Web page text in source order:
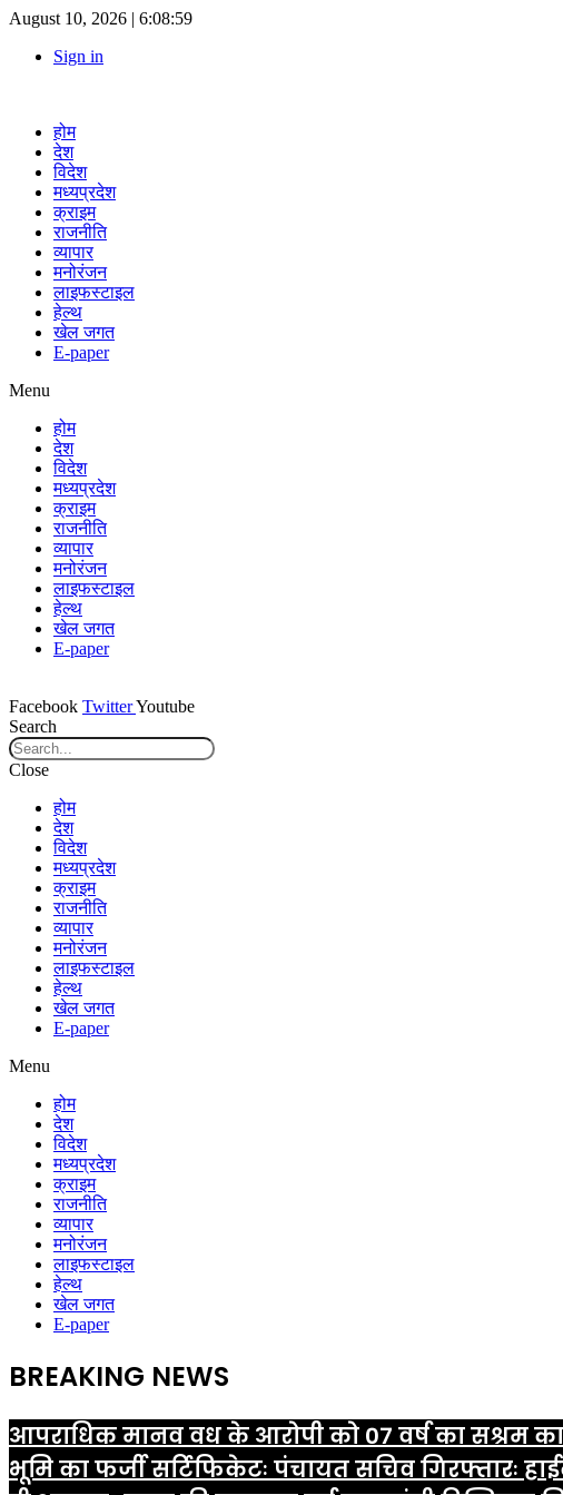
August 10, 2026 | 6:09:00
Sign in
होम
देश
विदेश
मध्यप्रदेश
क्राइम
राजनीति
व्यापार
मनोरंजन
लाइफस्टाइल
हेल्थ
खेल जगत
E-paper
Menu
होम
देश
विदेश
मध्यप्रदेश
क्राइम
राजनीति
व्यापार
मनोरंजन
लाइफस्टाइल
हेल्थ
खेल जगत
E-paper
Facebook TwitterYoutube
Search
Close
होम
देश
विदेश
मध्यप्रदेश
क्राइम
राजनीति
व्यापार
मनोरंजन
लाइफस्टाइल
हेल्थ
खेल जगत
E-paper
Menu
होम
देश
विदेश
मध्यप्रदेश
क्राइम
राजनीति
व्यापार
मनोरंजन
लाइफस्टाइल
हेल्थ
खेल जगत
E-paper
BREAKING NEWS
आपराधिक मानव वध के आरोपी को 07 वर्ष का सश्रम
भूमि का फर्जी सर्टिफिकेटः पंचायत सचिव गिरफ्तारः